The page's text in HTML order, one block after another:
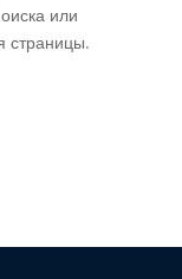
или
страницы.